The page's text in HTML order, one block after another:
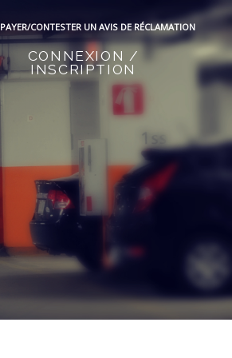
PAYER/CONTESTER UN AVIS DE RÉCLAMATION
CONNEXION /
INSCRIPTION